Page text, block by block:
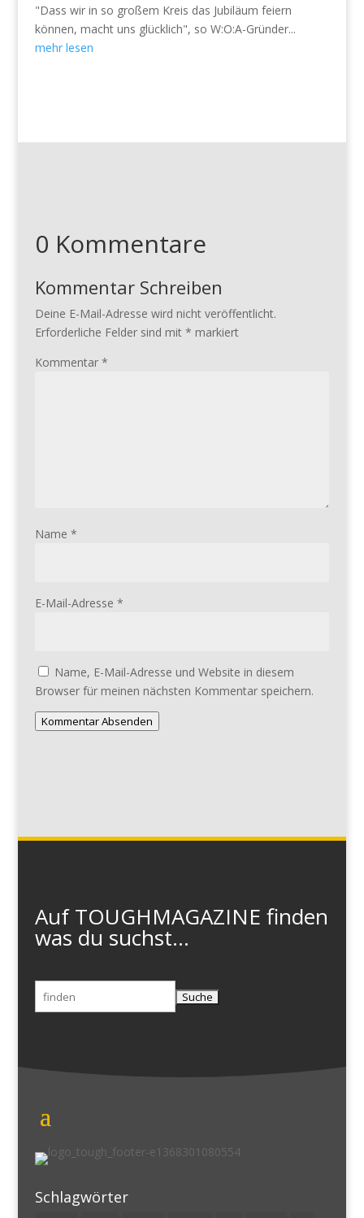
"Dass wir in so großem Kreis das Jubiläum feiern
können, macht uns glücklich", so W:O:A-Gründer...
mehr lesen
0 Kommentare
Kommentar Schreiben
Deine E-Mail-Adresse wird nicht veröffentlicht.
Erforderliche Felder sind mit * markiert
Kommentar *
Name *
E-Mail-Adresse *
Name, E-Mail-Adresse und Website in diesem
Browser für meinen nächsten Kommentar speichern.
Kommentar Absenden
Auf TOUGHMAGAZINE finden
was du suchst...
Suchen
nach:
Schlagwörter